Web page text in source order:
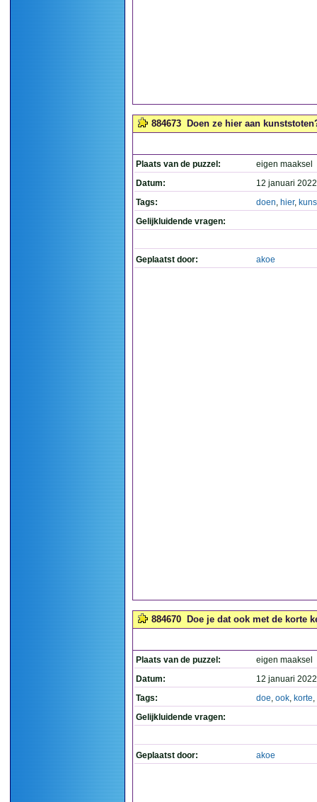
884673 Doen ze hier aan
Plaats van de puzzel:
eigen maaksel
Datum:
12 januari
Tags:
doen, hier,
Gelijkluidende vragen:
Geplaatst door: akoe
884670 Doe je dat ook met de korte
Plaats van de puzzel:
eigen maaksel
Datum:
12 januari
Tags:
doe, ook, korte,
Gelijkluidende vragen:
Geplaatst door: akoe